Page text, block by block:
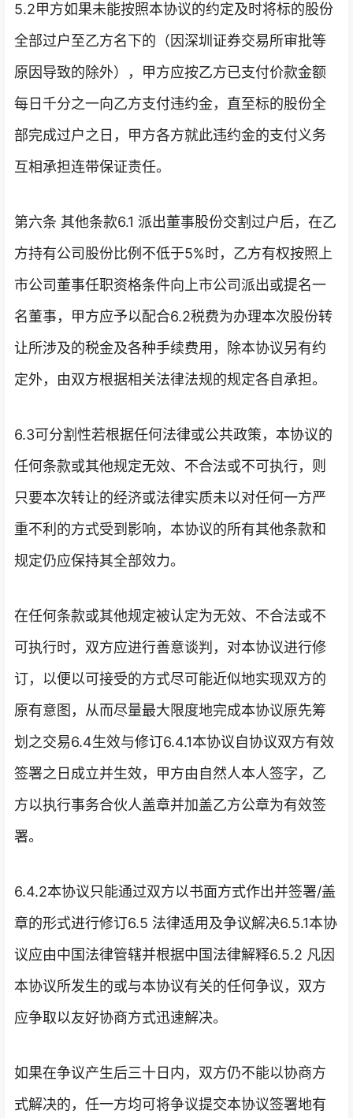
5.2甲方如果未能按照本协议的约定及时将标的股份
全部过户至乙方名下的（因深圳证券交易所审批等
原因导致的除外），甲方应按乙方已支付价款金额
每日千分之一向乙方支付违约金，直至标的股份全
部完成过户之日，甲方各方就此违约金的支付义务
互相承担连带保证责任。
第六条 其他条款6.1 派出董事股份交割过户后，在乙
方持有公司股份比例不低于5%时，乙方有权按照上
市公司董事任职资格条件向上市公司派出或提名一
名董事，甲方应予以配合6.2税费为办理本次股份转
让所涉及的税金及各种手续费用，除本协议另有约
定外，由双方根据相关法律法规的规定各自承担。
6.3可分割性若根据任何法律或公共政策，本协议的
任何条款或其他规定无效、不合法或不可执行，则
只要本次转让的经济或法律实质未以对任何一方严
重不利的方式受到影响，本协议的所有其他条款和
规定仍应保持其全部效力。
在任何条款或其他规定被认定为无效、不合法或不
可执行时，双方应进行善意谈判，对本协议进行修
订，以便以可接受的方式尽可能近似地实现双方的
原有意图，从而尽量最大限度地完成本协议原先筹
划之交易6.4生效与修订6.4.1本协议自协议双方有效
签署之日成立并生效，甲方由自然人本人签字，乙
方以执行事务合伙人盖章并加盖乙方公章为有效签
署。
6.4.2本协议只能通过双方以书面方式作出并签署/盖
章的形式进行修订6.5 法律适用及争议解决6.5.1本协
议应由中国法律管辖并根据中国法律解释6.5.2 凡因
本协议所发生的或与本协议有关的任何争议，双方
应争取以友好协商方式迅速解决。
如果在争议产生后三十日内，双方仍不能以协商方
式解决的，任一方均可将争议提交本协议签署地有